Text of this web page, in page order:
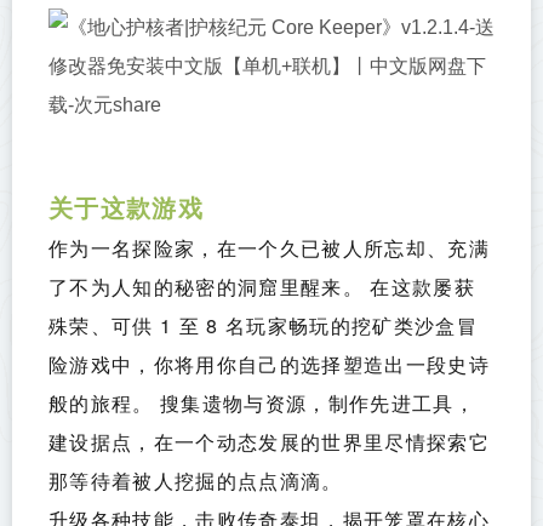
关于这款游戏
作为一名探险家，在一个久已被人所忘却、充满
了不为人知的秘密的洞窟里醒来。 在这款屡获
殊荣、可供 1 至 8 名玩家畅玩的挖矿类沙盒冒
险游戏中，你将用你自己的选择塑造出一段史诗
般的旅程。 搜集遗物与资源，制作先进工具，
建设据点，在一个动态发展的世界里尽情探索它
那等待着被人挖掘的点点滴滴。
升级各种技能，击败传奇泰坦，揭开笼罩在核心